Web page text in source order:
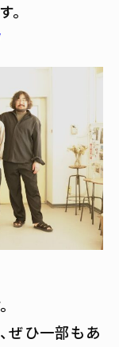
。
ぜひ一部もあ